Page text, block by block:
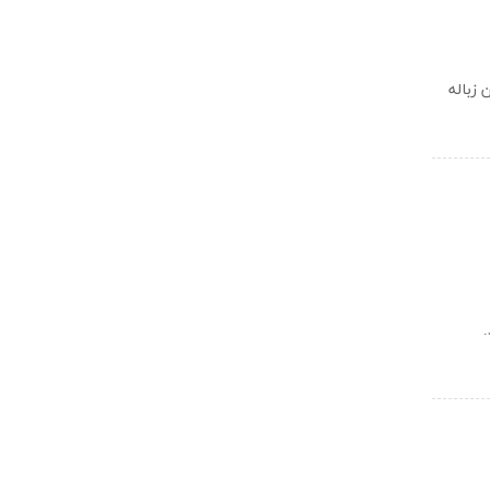
رفسنجان گفت: در شش‌ماهه اول امسال ۳۴‌هزار و ۶۰۰ تن زباله